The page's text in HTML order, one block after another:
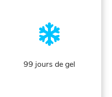
99 jours de gel